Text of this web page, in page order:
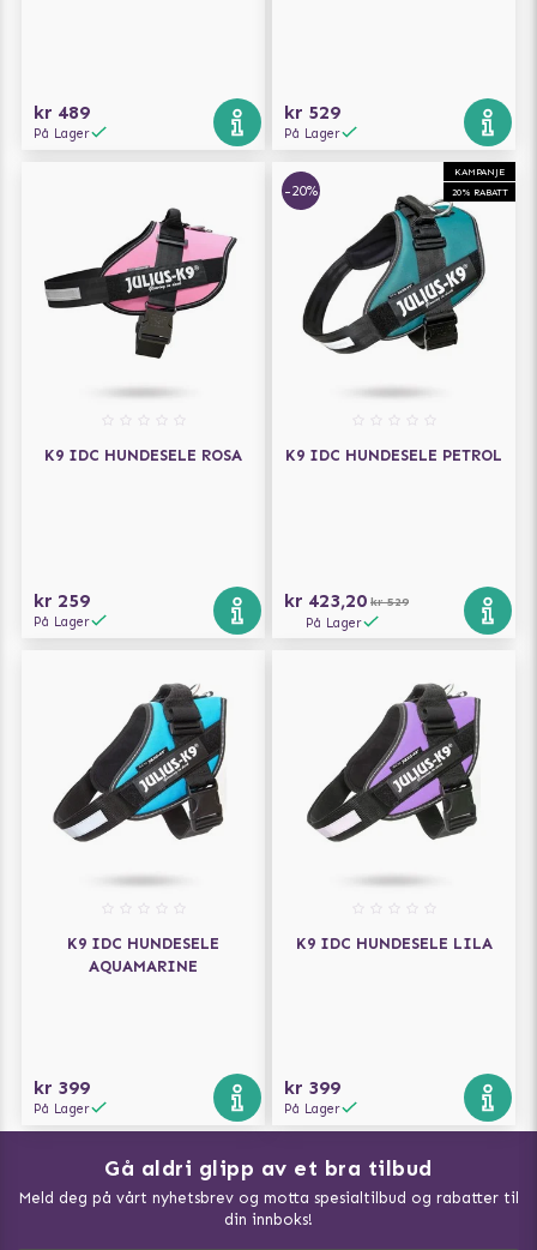
kr 489
På Lager
kr 529
På Lager
K9 IDC HUNDESELE ROSA
kr 259
På Lager
KAMPANJE
20% RABATT
-20%
K9 IDC HUNDESELE PETROL
kr 423,20 kr 529
På Lager
K9 IDC HUNDESELE
AQUAMARINE
kr 399
På Lager
K9 IDC HUNDESELE LILA
kr 399
På Lager
Gå aldri glipp av et bra tilbud
Meld deg på vårt nyhetsbrev og motta spesialtilbud og rabatter til
din innboks!